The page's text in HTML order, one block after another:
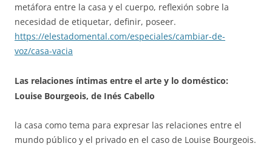
metáfora entre la casa y el cuerpo, reflexión sobre la
necesidad de etiquetar, definir, poseer.
https://elestadomental.com/especiales/cambiar-de-
voz/casa-vacia
Las relaciones íntimas entre el arte y lo doméstico:
Louise Bourgeois, de Inés Cabello
la casa como tema para expresar las relaciones entre el
mundo público y el privado en el caso de Louise Bourgeois.